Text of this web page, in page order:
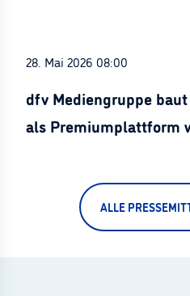
28. Mai 2026 08:00
dfv Mediengruppe baut
als Premiumplattform
ALLE